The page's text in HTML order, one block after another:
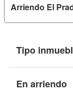
Arriendo El
Tipo
En arriendo